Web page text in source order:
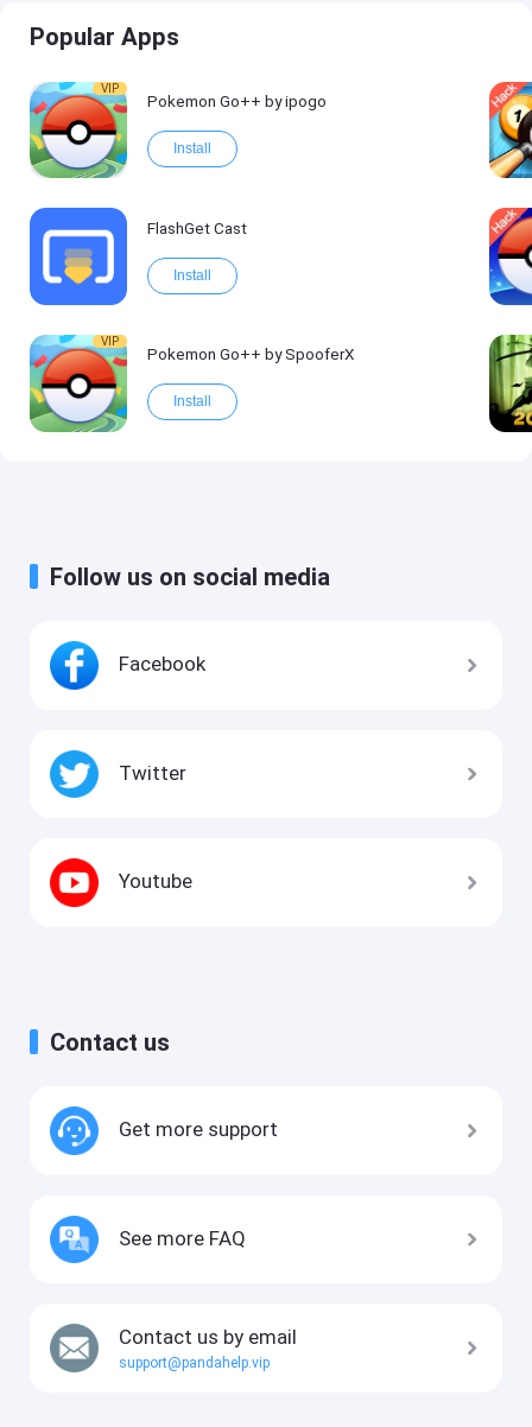
Popular Apps
VIP
Pokemon Go++ by ipogo
Install
FlashGet Cast
Install
VIP
Pokemon Go++ by SpooferX
Install
Follow us on social media
Facebook
Twitter
Youtube
Contact us
Get more support
See more FAQ
Contact us by email
support@pandahelp.vip